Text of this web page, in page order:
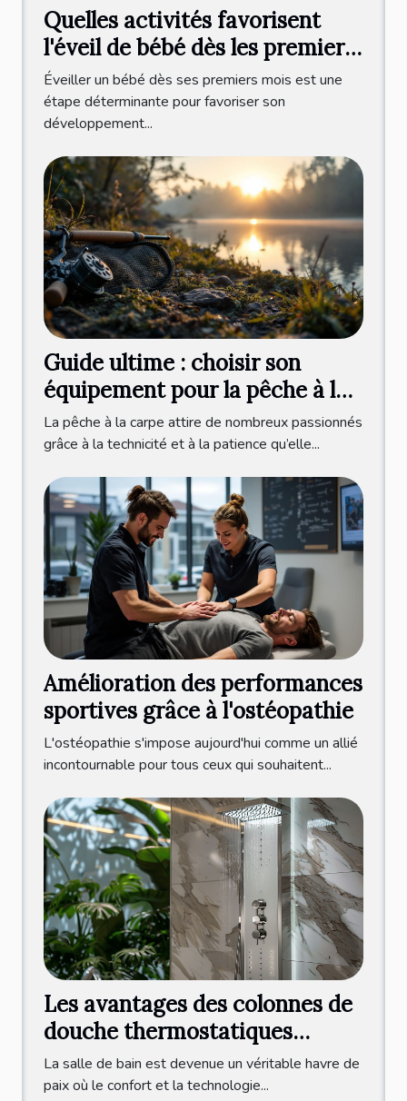
Quelles activités favorisent
l'éveil de bébé dès les premiers
mois ?
Éveiller un bébé dès ses premiers mois est une
étape déterminante pour favoriser son
développement...
Guide ultime : choisir son
équipement pour la pêche à la
carpe ?
La pêche à la carpe attire de nombreux passionnés
grâce à la technicité et à la patience qu’elle...
Amélioration des performances
sportives grâce à l'ostéopathie
L'ostéopathie s'impose aujourd'hui comme un allié
incontournable pour tous ceux qui souhaitent...
Les avantages des colonnes de
douche thermostatiques
modernes
La salle de bain est devenue un véritable havre de
paix où le confort et la technologie...